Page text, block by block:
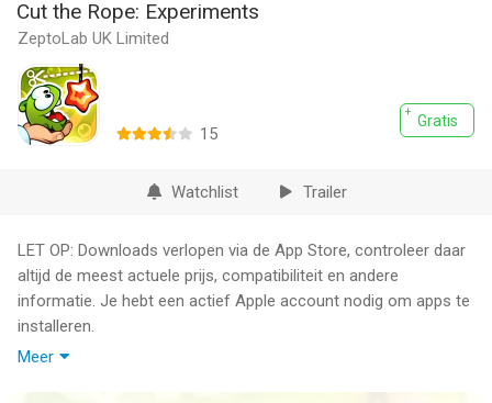
Cut the Rope: Experiments
ZeptoLab UK Limited
Gratis
15
Watchlist Trailer
LET OP: Downloads verlopen via de App Store, controleer daar
altijd de meest actuele prijs, compatibiliteit en andere
informatie. Je hebt een actief Apple account nodig om apps te
installeren.
Meer